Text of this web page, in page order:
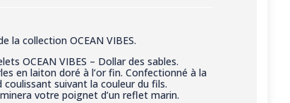
la collection OCEAN VIBES.
OCEAN VIBES – Dollar des sables.
en laiton doré à l’or fin. Confectionné à la
suivant la couleur du fils.
votre poignet d’un reflet marin.